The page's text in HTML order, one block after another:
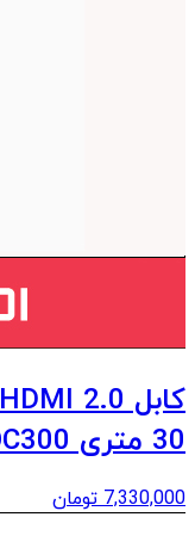
30 متری KP-CHAOC300
7,330,000 تومان